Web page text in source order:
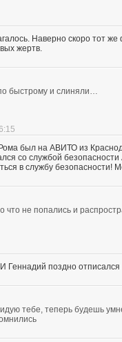
Наверно скоро тот
жертв.
быстрому и слиняли…
был на АВИТО из
со службой
в службу безопасности!
что не попались и
Геннадий поздно
тебе, теперь будешь